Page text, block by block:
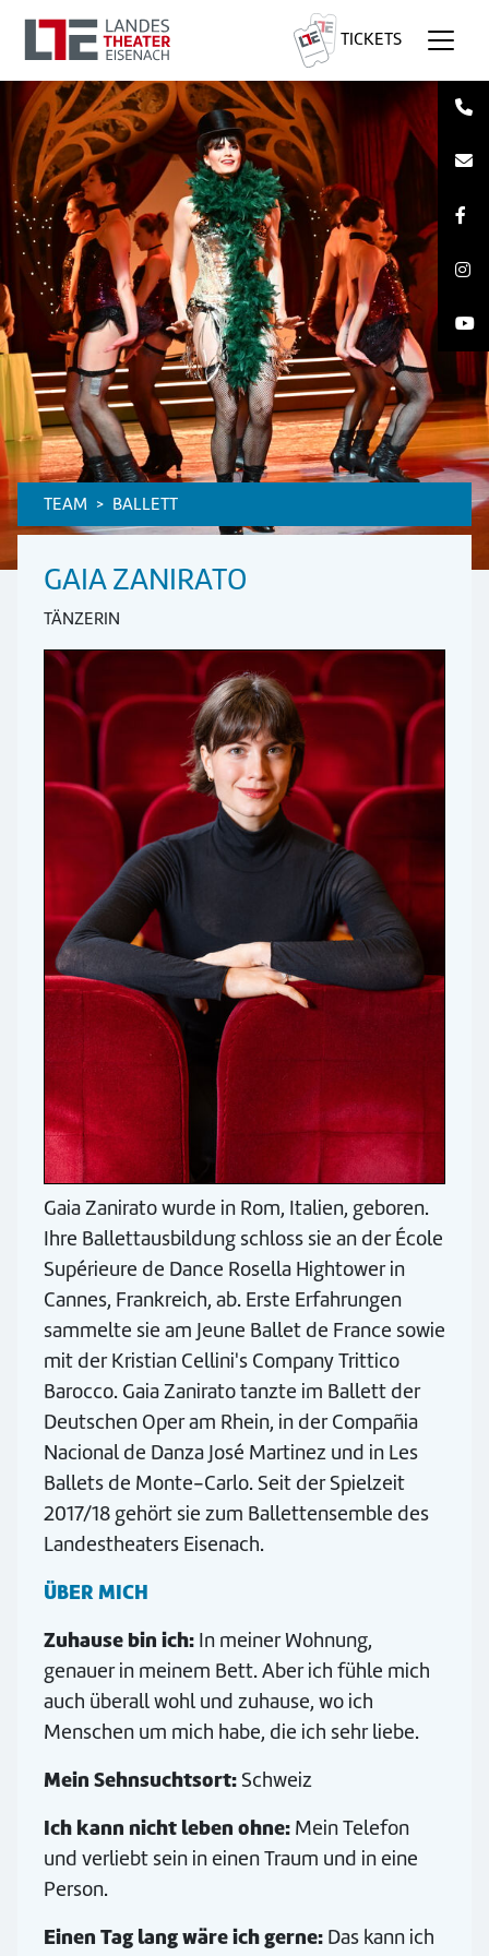
TICKETS
TEAM BALLETT
GAIA ZANIRATO
TÄNZERIN
Gaia Zanirato wurde in Rom, Italien, geboren.
Ihre Ballettausbildung schloss sie an der École
Supérieure de Dance Rosella Hightower in
Cannes, Frankreich, ab. Erste Erfahrungen
sammelte sie am Jeune Ballet de France sowie
mit der Kristian Cellini's Company Trittico
Barocco. Gaia Zanirato tanzte im Ballett der
Deutschen Oper am Rhein, in der Compañia
Nacional de Danza José Martinez und in Les
Ballets de Monte-Carlo. Seit der Spielzeit
2017/18 gehört sie zum Ballettensemble des
Landestheaters Eisenach.
ÜBER MICH
Zuhause bin ich: In meiner Wohnung,
genauer in meinem Bett. Aber ich fühle mich
auch überall wohl und zuhause, wo ich
Menschen um mich habe, die ich sehr liebe.
Mein Sehnsuchtsort: Schweiz
Ich kann nicht leben ohne: Mein Telefon
und verliebt sein in einen Traum und in eine
Person.
Einen Tag lang wäre ich gerne: Das kann ich